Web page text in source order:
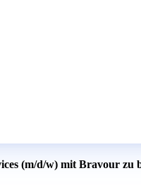
(m/d/w) mit Bravour zu